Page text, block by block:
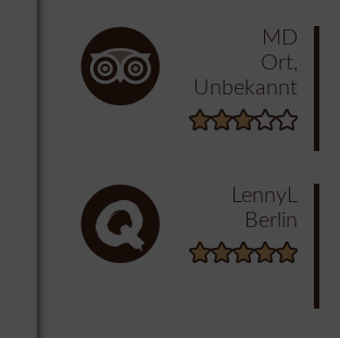
MD
Ort,
Unbekannt
LennyL
Berlin